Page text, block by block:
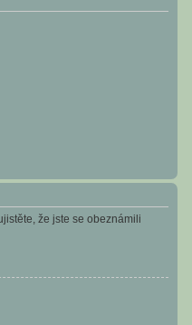
že jste se obeznámili